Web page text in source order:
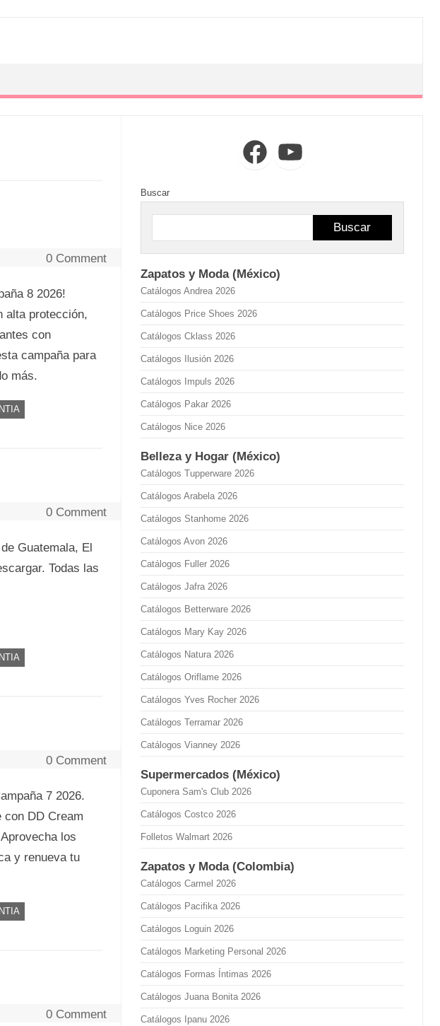
0 Comment
8 2026!
alta protección,
con
campaña para
más.
0 Comment
Guatemala, El
Todas las
0 Comment
7 2026.
con DD Cream
los
y renueva tu
0 Comment
FacebookYouTube
Buscar
Buscar
Zapatos y Moda (México)
Catálogos Andrea 2026
Catálogos Price Shoes 2026
Catálogos Cklass 2026
Catálogos Ilusión 2026
Catálogos Impuls 2026
Catálogos Pakar 2026
Catálogos Nice 2026
Belleza y Hogar (México)
Catálogos Tupperware 2026
Catálogos Arabela 2026
Catálogos Stanhome 2026
Catálogos Avon 2026
Catálogos Fuller 2026
Catálogos Jafra 2026
Catálogos Betterware 2026
Catálogos Mary Kay 2026
Catálogos Natura 2026
Catálogos Oriflame 2026
Catálogos Yves Rocher 2026
Catálogos Terramar 2026
Catálogos Vianney 2026
Supermercados (México)
Cuponera Sam's Club 2026
Catálogos Costco 2026
Folletos Walmart 2026
Zapatos y Moda (Colombia)
Catálogos Carmel 2026
Catálogos Pacifika 2026
Catálogos Loguin 2026
Catálogos Marketing Personal 2026
Catálogos Formas Íntimas 2026
Catálogos Juana Bonita 2026
Catálogos Ipanu 2026